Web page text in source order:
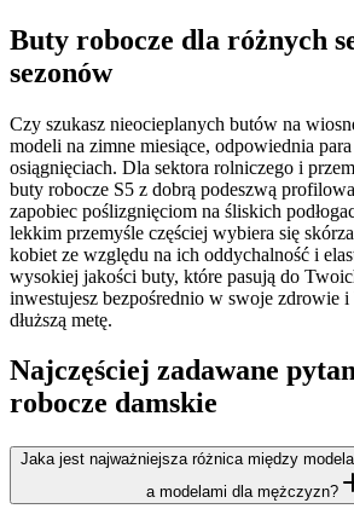
Buty robocze dla różnych
sezonów
Czy szukasz nieocieplanych butów na
modeli na zimne miesiące, odpowiednia
osiągnięciach. Dla sektora rolniczego i
buty robocze S5 z dobrą podeszwą
zapobiec poślizgnięciom na śliskich
lekkim przemyśle częściej wybiera się
kobiet ze względu na ich oddychalność i
wysokiej jakości buty, które pasują do
inwestujesz bezpośrednio w swoje zdrowie i
dłuższą metę.
Najczęściej zadawane
robocze damskie
Jaka jest najważniejsza różnica między
a modelami dla mężczyzn?